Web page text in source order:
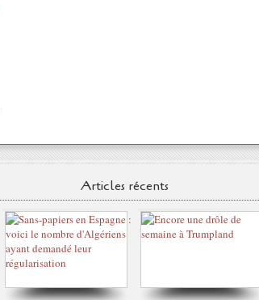
Articles récents